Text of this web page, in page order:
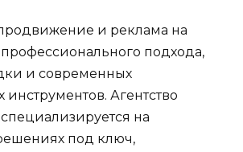
и реклама на
подхода,
и современных
инструментов. Агентство
на
под ключ,